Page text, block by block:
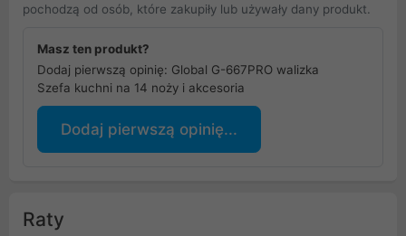
pochodzą od osób, które zakupiły lub używały dany produkt.
Masz ten produkt?
Dodaj pierwszą opinię: Global G-667PRO walizka
Szefa kuchni na 14 noży i akcesoria
Dodaj pierwszą opinię...
Raty